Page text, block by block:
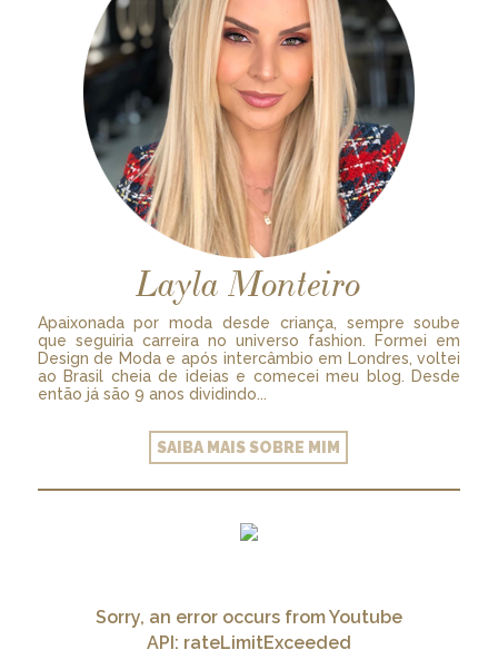
Layla Monteiro
Apaixonada por moda desde criança, sempre soube
que seguiria carreira no universo fashion. Formei em
Design de Moda e após intercâmbio em Londres, voltei
ao Brasil cheia de ideias e comecei meu blog. Desde
então já são 9 anos dividindo...
SAIBA MAIS SOBRE MIM
Sorry, an error occurs from Youtube
API: rateLimitExceeded